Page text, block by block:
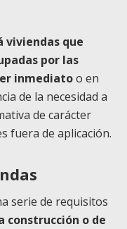
viviendas que
por las
inmediatoo en
de la necesidad a
de carácter
fuera de aplicación.
serie de requisitos
construcción o de